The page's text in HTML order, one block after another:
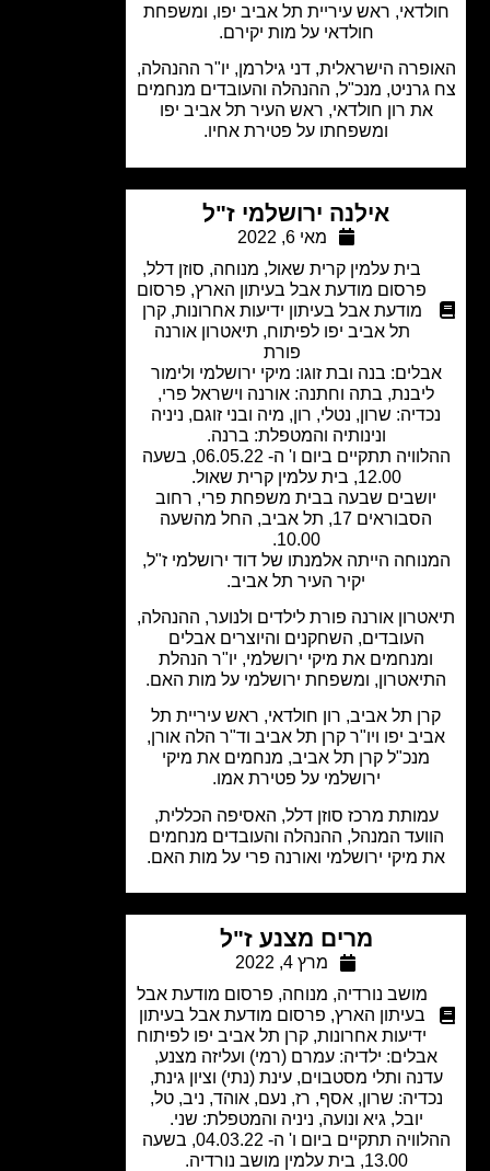
ראש עיריית תל אביב יפו, ומשפחת
חולדאי על מות יקירם.
הישראלית, דני גילרמן, יו"ר ההנהלה,
מנכ"ל, ההנהלה והעובדים מנחמים
את רון חולדאי, ראש העיר תל אביב יפו
ומשפחתו על פטירת אחיו.
אילנה ירושלמי ז"ל
מאי 6, 2022
בית עלמין קרית שאול,מנוחה, סוזן דלל ,
פרסום מודעת אבל בעיתון הארץ,פרסום
מודעת אבל בעיתון ידיעות אחרונות,קרן
תל אביב יפו לפיתוח ,תיאטרון אורנה
בנה ובת זוגו: מיקי ירושלמי ולימור
בתה וחתנה: אורנה וישראל פרי,
שרון, נטלי, רון, מיה ובני זוגם, ניניה
ונינותיה והמטפלת: ברנה.
ההלוויה תתקיים ביום ו' ה- 06.05.22, בשעה
שבעה בבית משפחת פרי, רחוב
הסבוראים 17, תל אביב, החל מהשעה
הייתה אלמנתו של דוד ירושלמי ז"ל,
יקיר העיר תל אביב.
אורנה פורת לילדים ולנוער, ההנהלה,
העובדים, השחקנים והיוצרים אבלים
ומנחמים את מיקי ירושלמי, יו"ר הנהלת
ומשפחת ירושלמי על מות האם.
תל אביב, רון חולדאי, ראש עיריית תל
יפו ויו"ר קרן תל אביב וד"ר הלה אורן,
מנכ"ל קרן תל אביב, מנחמים את מיקי
ירושלמי על פטירת אמו.
מרכז סוזן דלל, האסיפה הכללית,
המנהל, ההנהלה והעובדים מנחמים
מיקי ירושלמי ואורנה פרי על מות האם.
מרים מצנע ז"ל
מרץ 4, 2022
מושב נורדיה, מנוחה, פרסום מודעת אבל
בעיתון הארץ,פרסום מודעת אבל בעיתון
ידיעות אחרונות,קרן תל אביב יפו לפיתוח
ילדיה: עמרם (רמי) ועליזה מצנע,
ותלי מסטבוים, עינת (נתי) וציון גינת,
שרון, אסף, רז, נעם, אוהד, ניב, טל,
יובל, גיא ונועה, ניניה והמטפלת: שני.
ההלוויה תתקיים ביום ו' ה- 04.03.22, בשעה